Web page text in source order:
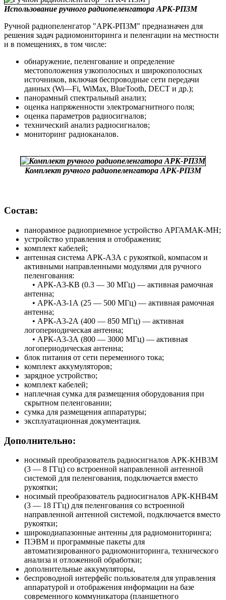
Использование ручного радиопеленгатора АРК-РП3М
Ручной радиопеленгатор "АРК-РП3М" предназначен для
решения задач радиомониторинга и пеленгации на местности
и в помещениях, в том числе:
обнаружение, пеленгование и определение
местоположения узкополосных и широкополосных
источников, включая беспроводные сети передачи
данных (Wi—Fi, WiMax, BlueTooth, DECT и др.);
панорамный спектральный анализ;
оценка напряженности электромагнитного поля;
оценка параметров радиосигналов;
технический анализ радиосигналов;
мониторинг радиоканалов.
Комплект ручного радиопеленгатора АРК-РП3М
Состав:
панорамное радиоприемное устройство АРГАМАК-МН;
устройство управления и отображения;
комплект кабелей;
антенная система АРК-А3А с рукояткой, компасом и
активными направленными модулями для ручного
пеленгования:
• АРК-А3-КВ (0.3 — 30 МГц) — активная рамочная
антенна;
• АРК-А3-1А (25 — 500 МГц) — активная рамочная
антенна;
• АРК-А3-2А (400 — 850 МГц) — активная
логопериодическая антенна;
• АРК-А3-3А (800 — 3000 МГц) — активная
логопериодическая антенна;
блок питания от сети переменного тока;
комплект аккумуляторов;
зарядное устройство;
комплект кабелей;
наплечная сумка для размещения оборудования при
скрытном пеленговании;
сумка для размещения аппаратуры;
эксплуатационная документация.
Дополнительно:
носимый преобразователь радиосигналов АРК-КНВ3М
(3 — 8 ГГц) со встроенной направленной антенной
системой для пеленгования, подключается вместо
рукоятки;
носимый преобразователь радиосигналов АРК-КНВ4М
(3 — 18 ГГц) для пеленгования со встроенной
направленной антенной системой, подключается вместо
рукоятки;
широкодиапазонные антенны для радиомониторинга;
ПЭВМ и программные пакеты для
автоматизированного радиомониторинга, технического
анализа и отложенной обработки;
дополнительные аккумуляторы,
беспроводной интерфейс пользователя для управления
аппаратурой и отображения информации на базе
современного коммуникатора (планшетного